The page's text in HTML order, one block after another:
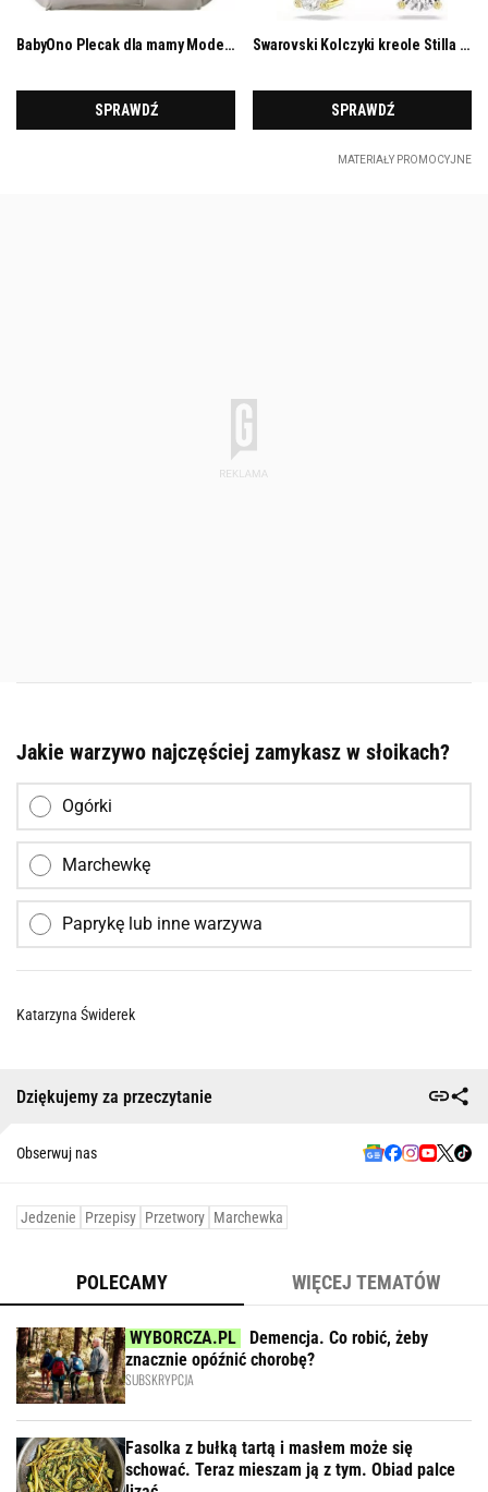
Jakie warzywo najczęściej zamykasz w słoikach?
Ogórki
Marchewkę
Paprykę lub inne warzywa
Katarzyna Świderek
Dziękujemy za przeczytanie
Obserwuj nas
Jedzenie Przepisy Przetwory Marchewka
POLECAMY WIĘCEJ TEMATÓW
Demencja. Co robić, żeby
znacznie opóźnić chorobę?
SUBSKRYPCJA
Fasolka z bułką tartą i masłem może się
schować. Teraz mieszam ją z tym. Obiad palce